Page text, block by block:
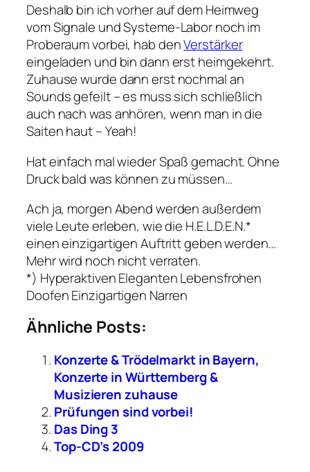
Deshalb bin ich vorher auf dem Heimweg
vom Signale und Systeme-Labor noch im
Proberaum vorbei, hab denVerstärker
eingeladen und bin dann erst heimgekehrt.
Zuhause wurde dann erst nochmal an
Sounds gefeilt – es muss sich schließlich
auch nach was anhören, wenn man in die
Saiten haut – Yeah!
Hat einfach mal wieder Spaß gemacht. Ohne
Druck bald was können zu müssen…
Ach ja, morgen Abend werden außerdem
viele Leute erleben, wie die H.E.L.D.E.N.*
einen einzigartigen Auftritt geben werden…
Mehr wird noch nicht verraten.
*) Hyperaktiven Eleganten Lebensfrohen
Doofen Einzigartigen Narren
Ähnliche Posts:
Konzerte & Trödelmarkt in Bayern,
Konzerte in Württemberg &
Musizieren zuhause
Prüfungen sind vorbei!
Das Ding 3
Top-CD’s 2009